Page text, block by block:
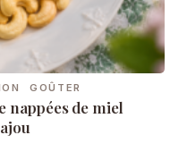
GOÛTER
nappées de miel